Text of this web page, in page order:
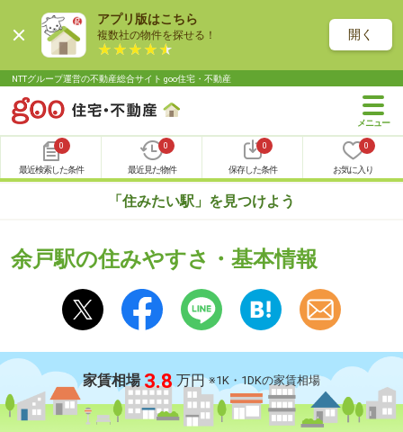
アプリ版はこちら
複数社の物件を探せる！ 開く
NTTグループ運営の不動産総合サイト goo住宅・不動産
0
最近検索した条件
0
最近見た物件
0
保存した条件
0
お気に入り
「住みたい駅」を見つけよう
余戸駅の住みやすさ・基本情報
家賃相場 3.8 万円 ※1K・1DKの家賃相場